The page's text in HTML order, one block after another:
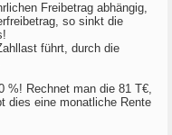
Freibetrag abhängig,
so sinkt die
führt, durch die
%! Rechnet man die 81 T€,
dies eine monatliche Rente